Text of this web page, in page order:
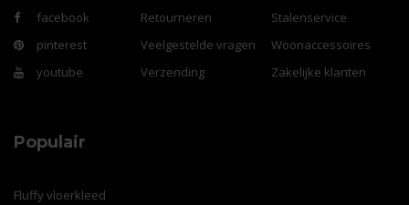
facebook
pinterest
youtube
Retourneren
Veelgestelde vragen
Verzending
Stalenservice
Woonaccessoires
Zakelijke klanten
Populair
Fluffy vloerkleed